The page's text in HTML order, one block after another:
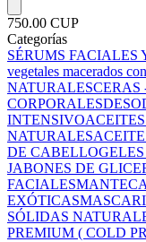
750.00 CUP
Categorías
SÉRUMS FACIALES
vegetales macerados
NATURALESCERAS
CORPORALES
INTENSIVO
NATURALES
DE CABELLO
JABONES DE
FACIALES
EXÓTICAS
SÓLIDAS
PREMIUM ( COLD